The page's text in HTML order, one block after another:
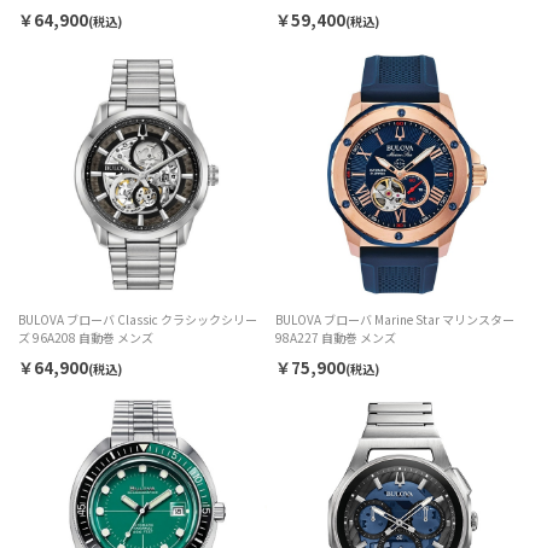
￥64,900(税込) ￥59,400(税込)
BULOVA ブローバ Classic クラシックシリー
ズ 96A208 自動巻 メンズ
￥64,900(税込)
BULOVA ブローバ Marine Star マリンスター
98A227 自動巻 メンズ
￥75,900(税込)